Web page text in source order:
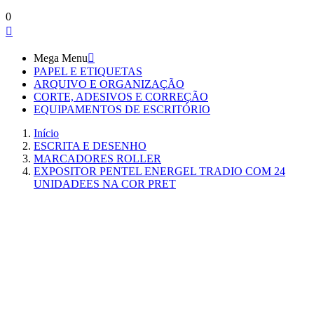
0

Mega Menu
PAPEL E ETIQUETAS
ARQUIVO E ORGANIZAÇÃO
CORTE, ADESIVOS E CORREÇÃO
EQUIPAMENTOS DE ESCRITÓRIO
Início
ESCRITA E DESENHO
MARCADORES ROLLER
EXPOSITOR PENTEL ENERGEL TRADIO COM 24
UNIDADEES NA COR PRET